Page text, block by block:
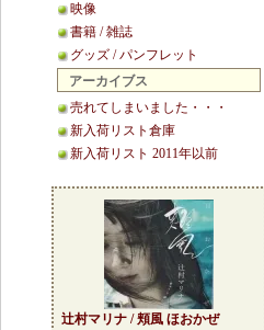
映像
書籍 / 雑誌
グッズ / パンフレット
アーカイブス
売れてしまいました・・・
新入荷リスト倉庫
新入荷リスト 2011年以前
辻村マリナ / 頬風 ほおかぜ